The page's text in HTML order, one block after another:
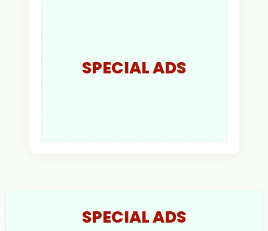
SPECIAL ADS
SPECIAL ADS